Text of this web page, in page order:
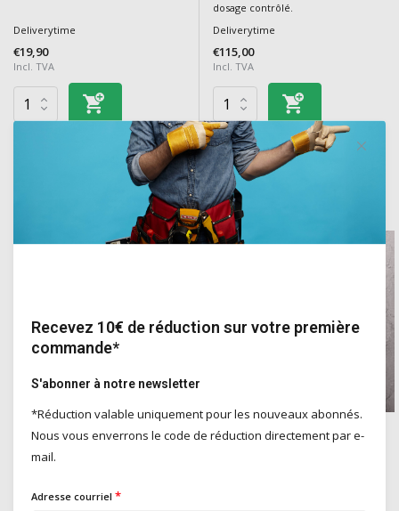
Deliverytime
€19,90
Incl. TVA
dosage contrôlé.
Deliverytime
€115,00
Incl. TVA
Overige categorieën in Outils
Produits de protection Des outils à main
Recevez 10€ de réduction sur votre première
commande*
S'abonner à notre newsletter
*Réduction valable uniquement pour les nouveaux abonnés.
Nous vous enverrons le code de réduction directement par e-
mail.
Adresse courriel *